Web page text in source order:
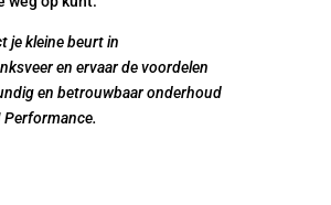
je kleine beurt in
en ervaar de voordelen
en betrouwbaar onderhoud
Performance.